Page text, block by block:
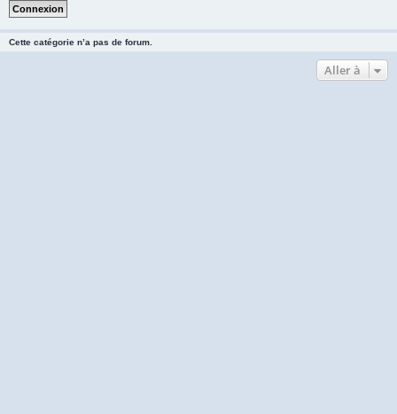
Cette catégorie n’a pas de forum.
Aller à